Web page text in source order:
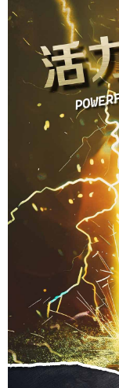
1.分期款項不併入電信
醒簡訊。
2.透過簡訊連結打開帳
帳／街口支付／iPASS
【注意事項】
1.本服務係由「台灣大
用戶於交易時，得透過
買賣價金債權讓與本公
2.基於同意付款使用「
資料（包含姓名、電話
由本公司與您本人進
3.完整用戶服務條款，
【「AFTEE先享後付」
１．於結帳方式選擇「
結帳頁面，進行簡訊認
２．訂單成立數日內
３．收到繳費通知簡訊
ATM／網路銀行／等
※ 請注意：結帳手續完
購買商品的店家。未經
後付繳納相關費用。
※ 交易是否成功請以「
是否繳費成功／繳費後
客戶支援中心」
【注意事項】
１．透過由恩沛科技股
易，需依本服務之必要
權轉讓予恩沛科技股份
２．關於個人資料處理
https://aftee.tw/terms/
３．未成年的使用者
「AFTEE先享後付」
任。
４．使用「AFTEE先
時審查核予不同之上限
請求用戶進行身份認證
５．嚴禁一人註冊多個
恩沛科技股份有限公
每筆NT$100，滿
7-11取貨付款
每筆NT$100，滿
7-11取貨(快速到店)
每筆NT$100，滿
宅配
每筆NT$100，滿